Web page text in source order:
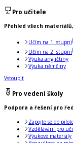
Pro učitele
Přehled všech
Učím na 1. stupni
Učím na 2. stupni
Výuka angličtiny
Výuka němčiny
Vstoupit
Pro vedení školy
Podpora a řešení pro
Zapojte se do
Vzdělávání pro
Výukové materiály